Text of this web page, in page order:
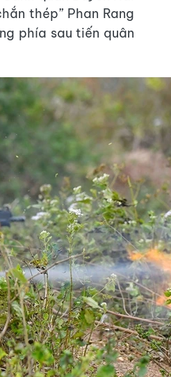
thép” Phan Rang
phía sau tiến quân